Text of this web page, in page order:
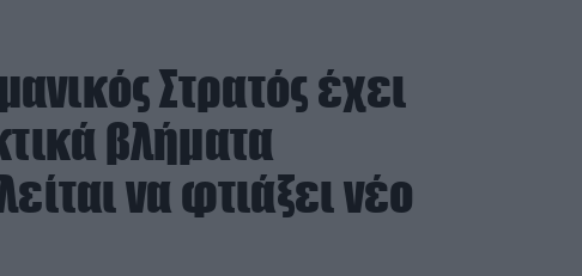
Στρατός έχει
βλήματα
να φτιάξει νέο